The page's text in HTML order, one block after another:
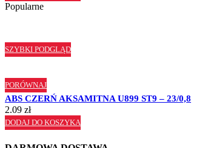
Popularne
SZYBKI PODGLĄD
PORÓWNAJ
ABS CZERŃ AKSAMITNA U899 ST9 – 23/0,8
2.09 zł
DODAJ DO KOSZYKA